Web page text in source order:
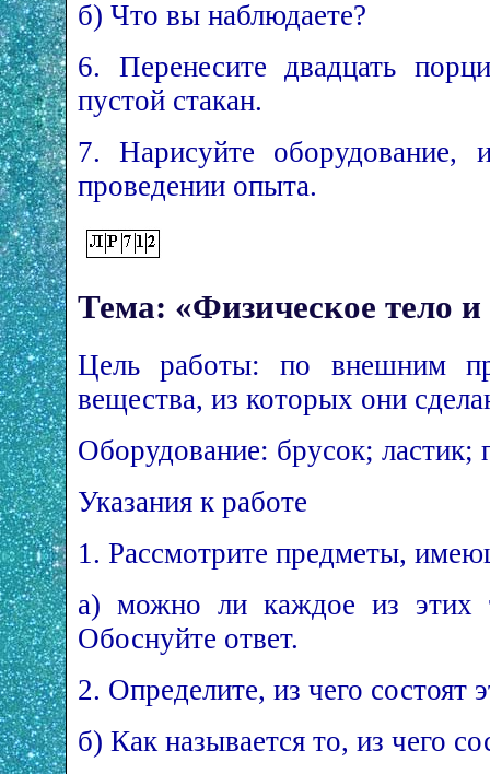
б) Что вы наблюдаете?
6. Перенесите двадцать
пустой стакан.
7. Нарисуйте оборудование,
проведении опыта.
Тема: «Физическое тело
Цель работы: по внешним
вещества, из которых они
Оборудование: брусок; ластик;
Указания к работе
1. Рассмотрите предметы,
а) можно ли каждое из этих
Обоснуйте ответ.
2. Определите, из чего состоят
б) Как называется то, из чего